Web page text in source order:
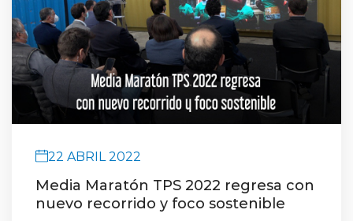
22 ABRIL 2022
Media Maratón TPS 2022 regresa con
nuevo recorrido y foco sostenible